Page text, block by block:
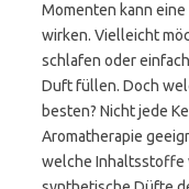
Momenten kann eine
wirken. Vielleicht
schlafen oder
Duft füllen. Doch
besten? Nicht jede
Aromatherapie
welche Inhaltsstoffe